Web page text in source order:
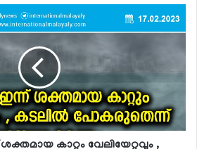
കാറ്റും വേലിയേറ്റവും ,